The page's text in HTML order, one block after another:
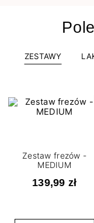
ZESTAWY
Zestaw frezów -
MEDIUM
139,99 zł